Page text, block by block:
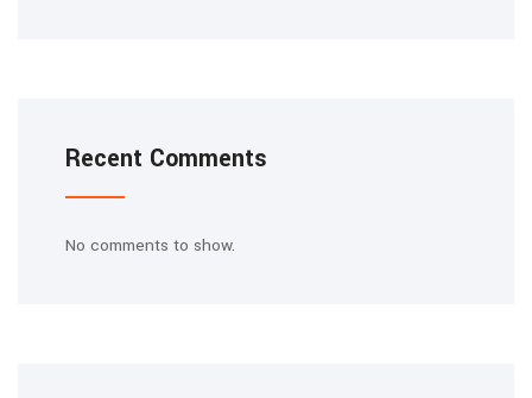
Recent Comments
No comments to show.